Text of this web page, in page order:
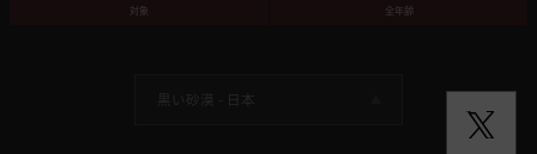
対象
全年齢
黒い砂漠 -